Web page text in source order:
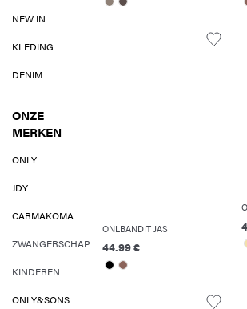
NEW IN
KLEDING
DENIM
ONZE
MERKEN
ONLY
JDY
CARMAKOMA
ZWANGERSCHAP
KINDEREN
ONLY&SONS
ONLBANDIT JAS
44.99 €